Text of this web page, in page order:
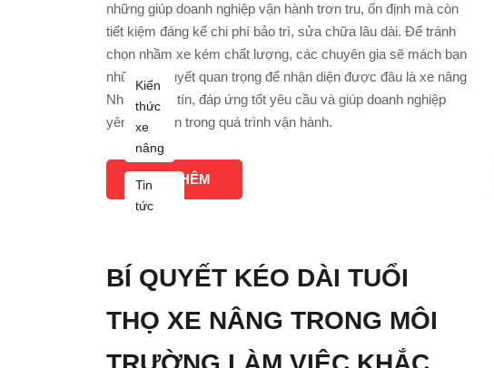
những giúp doanh nghiệp vận hành trơn tru, ổn định mà còn
tiết kiệm đáng kể chi phí bảo trì, sửa chữa lâu dài. Để tránh
chọn nhầm xe kém chất lượng, các chuyên gia sẽ mách bạn
những bí quyết quan trọng để nhận diện được đâu là xe nâng
Nhật bãi uy tín, đáp ứng tốt yêu cầu và giúp doanh nghiệp
yên tâm hơn trong quá trình vận hành.
XEM THÊM
Kiến
thức
xe
nâng
Tin
tức
BÍ QUYẾT KÉO DÀI TUỔI
THỌ XE NÂNG TRONG MÔI